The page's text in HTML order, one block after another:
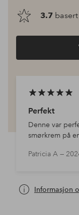
3.7
Perfekt
Denne var
smørkrem på
Patricia A —
Informasjon